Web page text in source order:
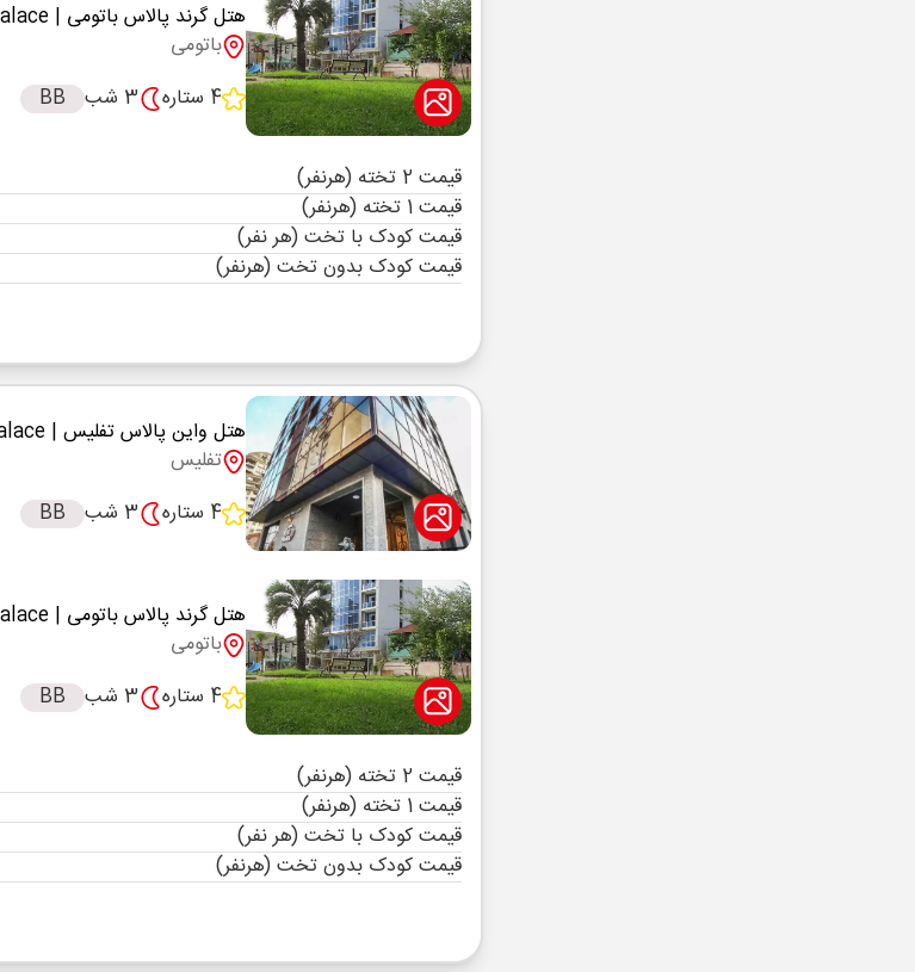
هتل گرند پالاس باتومی | grand palace
باتومی
4 ستاره
3 شب BB
قیمت 2 تخته (هرنفر)
قیمت 1 تخته (هرنفر)
قیمت کودک با تخت (هر نفر)
قیمت کودک بدون تخت (هرنفر)
هتل واین پالاس تفلیس | Wine Palace
تفلیس
4 ستاره
3 شب BB
هتل گرند پالاس باتومی | grand palace
باتومی
4 ستاره
3 شب BB
قیمت 2 تخته (هرنفر)
قیمت 1 تخته (هرنفر)
قیمت کودک با تخت (هر نفر)
قیمت کودک بدون تخت (هرنفر)